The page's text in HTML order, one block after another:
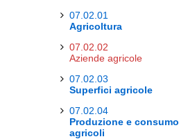
07.02.01
Agricoltura
07.02.02
Aziende agricole
07.02.03
Superfici agricole
07.02.04
Produzione e consumo
agricoli